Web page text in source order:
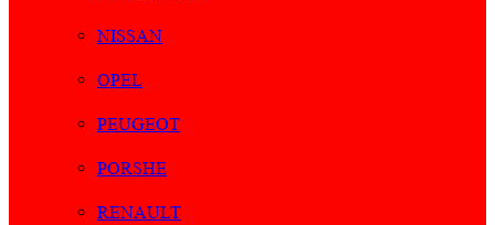
NISSAN
OPEL
PEUGEOT
PORSHE
RENAULT